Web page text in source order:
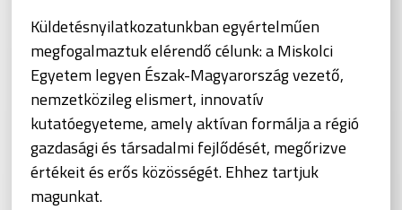
Küldetésnyilatkozatunkban egyértelműen
megfogalmaztuk elérendő célunk: a Miskolci
Egyetem legyen Észak-Magyarország vezető,
nemzetközileg elismert, innovatív
kutatóegyeteme, amely aktívan formálja a régió
gazdasági és társadalmi fejlődését, megőrizve
értékeit és erős közösségét. Ehhez tartjuk
magunkat.